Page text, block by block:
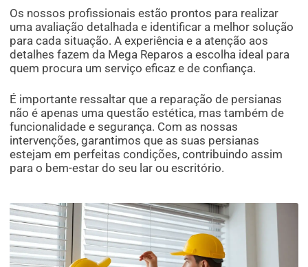
Os nossos profissionais estão prontos para realizar
uma avaliação detalhada e identificar a melhor solução
para cada situação. A experiência e a atenção aos
detalhes fazem da Mega Reparos a escolha ideal para
quem procura um serviço eficaz e de confiança.
É importante ressaltar que a reparação de persianas
não é apenas uma questão estética, mas também de
funcionalidade e segurança. Com as nossas
intervenções, garantimos que as suas persianas
estejam em perfeitas condições, contribuindo assim
para o bem-estar do seu lar ou escritório.